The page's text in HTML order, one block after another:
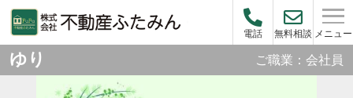
電話 無料相談 メニュー
ゆり ご職業：会社員